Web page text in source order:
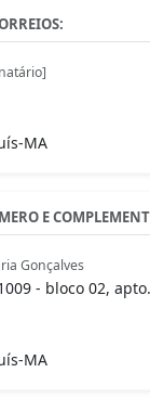
MA
E
Gonçalves
- bloco 02, apto.
MA